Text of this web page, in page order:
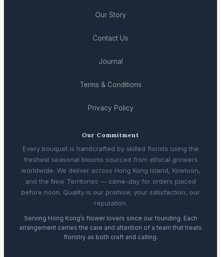
Our Story
Contact Us
Journal
Terms & Conditions
Privacy Policy
Our Commitment
Every bouquet is handcrafted by skilled florists using the
freshest seasonal blooms sourced from ethical growers
worldwide. We deliver across Hong Kong Island, Kowloon,
and the New Territories — same-day for orders placed
before noon. Quality is our promise; your satisfaction, our
reputation.
Serving Hong Kong’s flower lovers since our founding. Each
arrangement carries the care and attention of a team that treats
floristry as both craft and calling.